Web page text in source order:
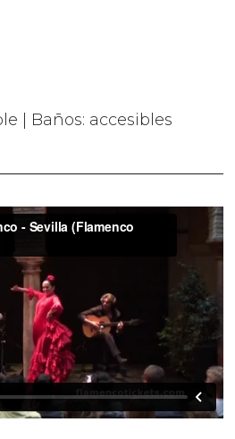
| Baños: accesibles